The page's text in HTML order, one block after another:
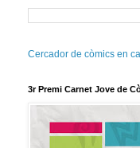
Cercador de còmics en
3r Premi Carnet Jove de